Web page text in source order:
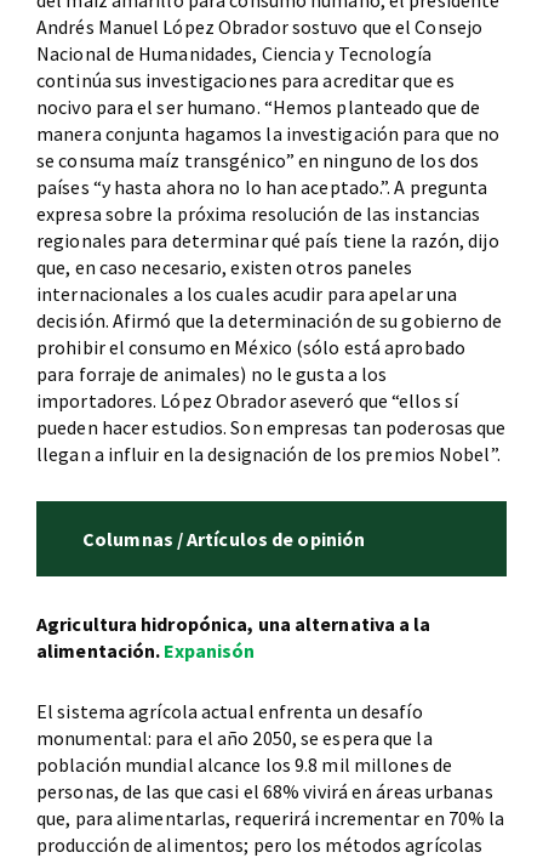
Andrés Manuel López Obrador sostuvo que el Consejo
Nacional de Humanidades, Ciencia y Tecnología
continúa sus investigaciones para acreditar que es
nocivo para el ser humano. “Hemos planteado que de
manera conjunta hagamos la investigación para que no
se consuma maíz transgénico” en ninguno de los dos
países “y hasta ahora no lo han aceptado.”. A pregunta
expresa sobre la próxima resolución de las instancias
regionales para determinar qué país tiene la razón, dijo
que, en caso necesario, existen otros paneles
internacionales a los cuales acudir para apelar una
decisión. Afirmó que la determinación de su gobierno de
prohibir el consumo en México (sólo está aprobado
para forraje de animales) no le gusta a los
importadores. López Obrador aseveró que “ellos sí
pueden hacer estudios. Son empresas tan poderosas que
llegan a influir en la designación de los premios Nobel”.
Columnas / Artículos de opinión
Agricultura hidropónica, una alternativa a la
alimentación. Expanisón
El sistema agrícola actual enfrenta un desafío
monumental: para el año 2050, se espera que la
población mundial alcance los 9.8 mil millones de
personas, de las que casi el 68% vivirá en áreas urbanas
que, para alimentarlas, requerirá incrementar en 70% la
producción de alimentos; pero los métodos agrícolas